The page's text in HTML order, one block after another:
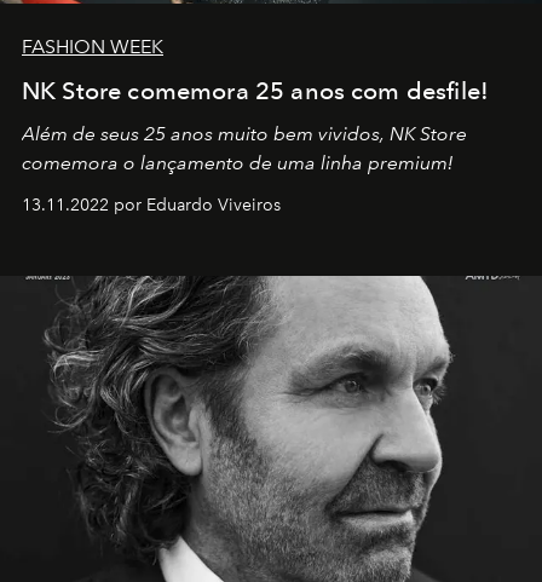
FASHION WEEK
NK Store comemora 25 anos com desfile!
Além de seus 25 anos muito bem vividos, NK Store
comemora o lançamento de uma linha premium!
13.11.2022 por Eduardo Viveiros